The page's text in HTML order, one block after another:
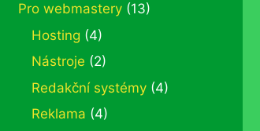
Pro webmastery (13)
Hosting (4)
Nástroje (2)
Redakční systémy (4)
Reklama (4)